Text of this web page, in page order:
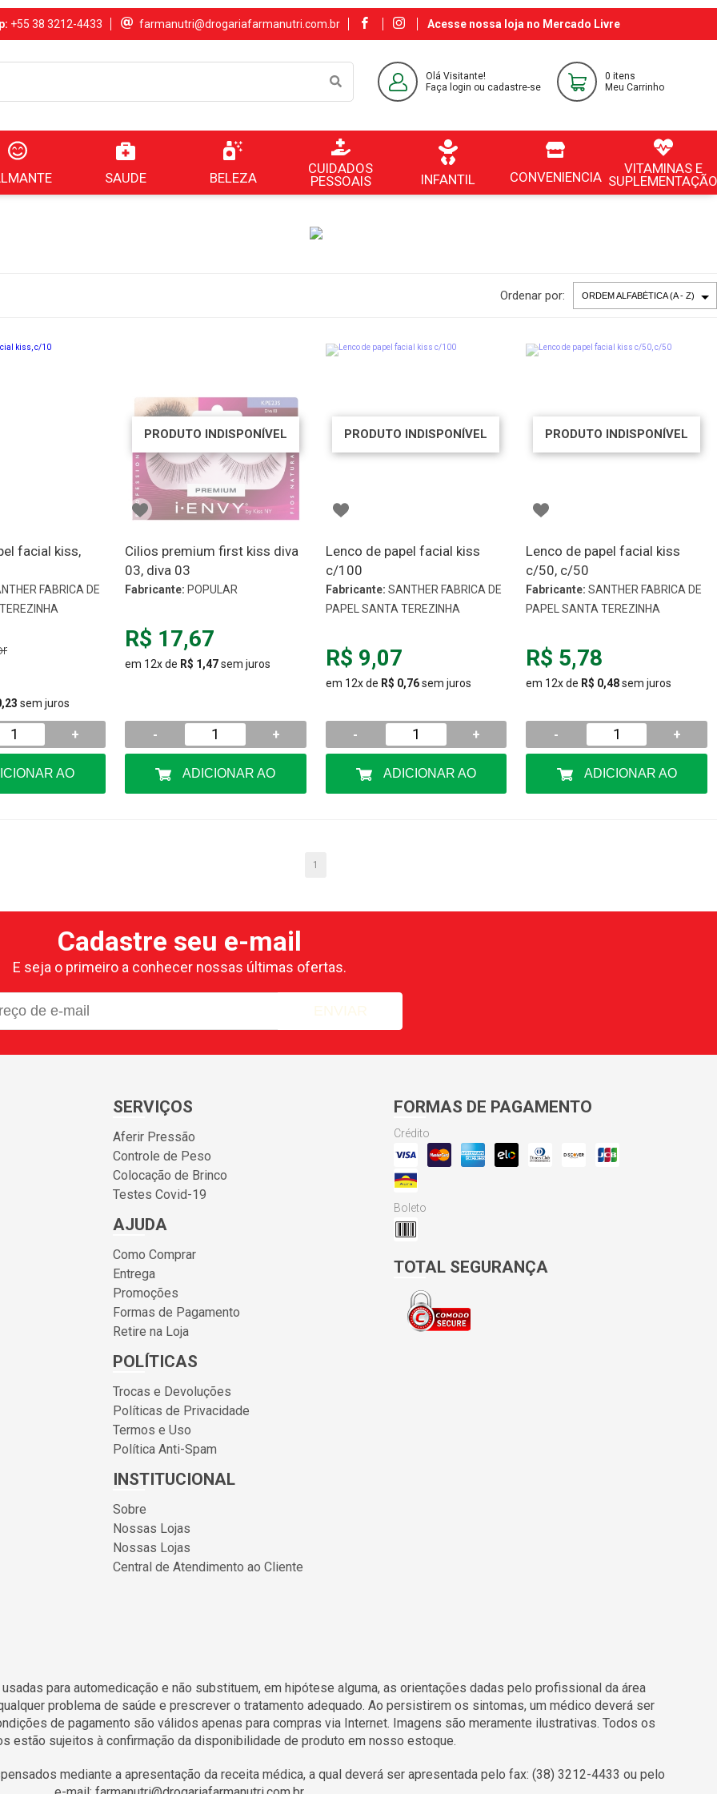
+55 38 3212-4433 farmanutri@drogariafarmanutri.com.br Acesse nossa loja no Mercado Livre
Olá Visitante!
Faça login ou cadastre-se
0 itens
Meu Carrinho
SAUDE BELEZA
CUIDADOS
PESSOAIS
INFANTIL CONVENIENCIA
VITAMINAS E
Ordenar por:
facial kiss,
FABRICA DE
sem juros
+
PRODUTO INDISPONÍVEL
Cilios premium first kiss diva
03, diva 03
Fabricante: POPULAR
R$ 17,67
em 12x de R$ 1,47sem juros
- +
ADICIONAR AO
PRODUTO INDISPONÍVEL
Lenco de papel facial kiss
c/100
Fabricante: SANTHER FABRICA DE
PAPEL SANTA TEREZINHA
R$ 9,07
em 12x de R$ 0,76sem juros
- +
PRODUTO INDISPONÍVEL
Lenco de papel facial kiss
c/50, c/50
Fabricante: SANTHER FABRICA DE
PAPEL SANTA TEREZINHA
R$ 5,78
em 12x de R$ 0,48sem juros
- +
1
Cadastre seu e-mail
E seja o primeiro a conhecer nossas últimas ofertas.
ENVIAR
SERVIÇOS
Aferir Pressão
Controle de Peso
Colocação de Brinco
Testes Covid-19
AJUDA
Como Comprar
Entrega
Promoções
Formas de Pagamento
Retire na Loja
POLÍTICAS
Trocas e Devoluções
Políticas de Privacidade
Termos e Uso
Política Anti-Spam
INSTITUCIONAL
Sobre
Nossas Lojas
Nossas Lojas
Central de Atendimento ao Cliente
FORMAS DE PAGAMENTO
Crédito
Boleto
TOTAL SEGURANÇA
para automedicação e não substituem, em hipótese alguma, as orientações dadas pelo profissional da área
problema de saúde e prescrever o tratamento adequado. Ao persistirem os sintomas, um médico deverá ser
de pagamento são válidos apenas para compras via Internet. Imagens são meramente ilustrativas. Todos os
estão sujeitos à confirmação da disponibilidade de produto em nosso estoque.
mediante a apresentação da receita médica, a qual deverá ser apresentada pelo fax: (38) 3212-4433 ou pelo